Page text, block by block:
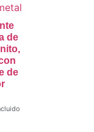
de
de